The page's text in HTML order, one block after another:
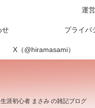
生涯初心者 まさみ の雑記ブログ
運
せ プライバ
X（@hiramasami）